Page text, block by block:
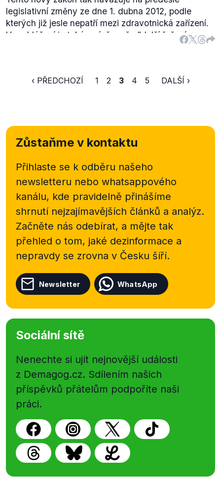
legislativní změny ze dne 1. dubna 2012, podle
kterých již jesle nepatří mezi zdravotnická zařízení.
V prohlášení je také zmíněno, že "další řešení
týkající se jeslí včetně pracovněprávních postupů je
Skutečnost, že od 1. ledna 2014 tak už ministerstvo
ministerstva tím, že
jeslích nevyžadují zdravotnickou péči v tom smyslu,
hendikepované"
‹ PŘEDCHOZÍ 1 2 3 4 5 DALŠÍ ›
Zůstaňme v kontaktu
Přihlaste se k odběru našeho
newsletteru nebo whatsappového
kanálu, kde pravidelně přinášíme
shrnutí nejzajímavějších článků a analýz.
Začněte nás odebírat, a mějte tak
přehled o tom, jaké dezinformace a
nepravdy se zrovna v Česku šíří.
Newsletter WhatsApp
Sociální sítě
Nenechte si ujít nejnovější události
z Demagog.cz. Sdílením našich
příspěvků přátelům podpoříte naši
práci.